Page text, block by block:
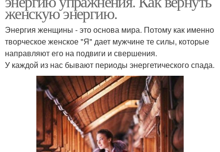
женскую энергию.
Энергия женщины - это основа мира. Потому как именно
творческое женское "Я" дает мужчине те силы, которые
направляют его на подвиги и свершения.
У каждой из нас бывают периоды энергетического спада.